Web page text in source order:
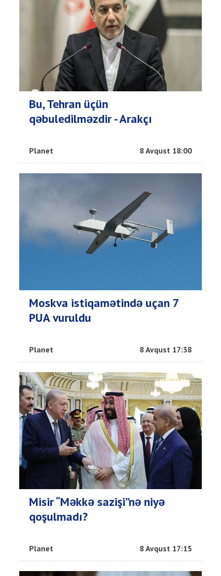
Bu, Tehran üçün
qəbuledilməzdir - Arakçı
Planet 8 Avqust 18:00
Moskva istiqamətində uçan 7
PUA vuruldu
Planet 8 Avqust 17:38
Misir “Məkkə sazişi”nə niyə
qoşulmadı?
Planet 8 Avqust 17:15